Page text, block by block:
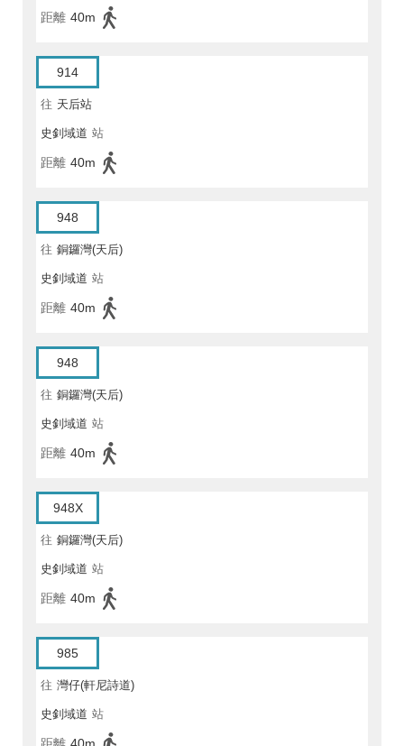
距離 40m
914
往 天后站
史釗域道 站
距離 40m
948
往 銅鑼灣(天后)
史釗域道 站
距離 40m
948
往 銅鑼灣(天后)
史釗域道 站
距離 40m
948X
往 銅鑼灣(天后)
史釗域道 站
距離 40m
985
往 灣仔(軒尼詩道)
史釗域道 站